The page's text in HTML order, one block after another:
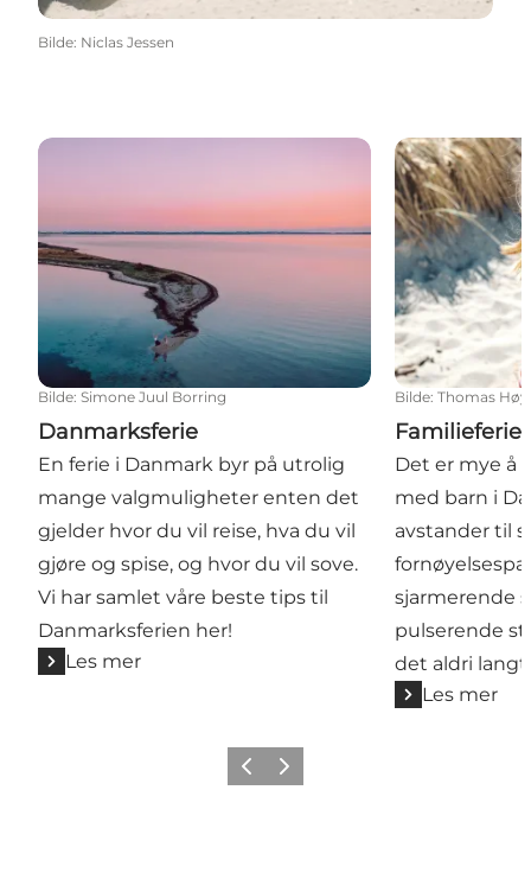
Bilde: Niclas Jessen
Danmarksferie
Bilde: Simone Juul Borring
Danmarksferie
En ferie i Danmark byr på utrolig
mange valgmuligheter enten det
gjelder hvor du vil reise, hva du vil
gjøre og spise, og hvor du vil sove.
Vi har samlet våre beste tips til
Danmarksferien her!
Les mer
Familieferie i
Bilde: Thomas
Familieferie
Det er mye å
med barn i
avstander til
sjarmerende
pulserende
det aldri
Les mer
ForrigeNeste